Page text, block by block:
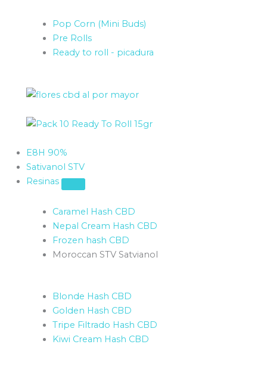
Pop Corn (Mini Buds)
Pre Rolls
Ready to roll - picadura
E8H 90%
Sativanol STV
Resinas
Caramel Hash CBD
Nepal Cream Hash CBD
Frozen hash CBD
Moroccan STV Satvianol
Blonde Hash CBD
Golden Hash CBD
Tripe Filtrado Hash CBD
Kiwi Cream Hash CBD